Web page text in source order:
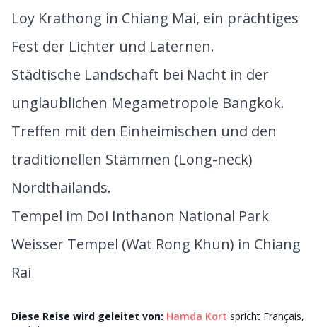
Loy Krathong in Chiang Mai, ein prächtiges
Fest der Lichter und Laternen.
Städtische Landschaft bei Nacht in der
unglaublichen Megametropole Bangkok.
Treffen mit den Einheimischen und den
traditionellen Stämmen (Long-neck)
Nordthailands.
Tempel im Doi Inthanon National Park
Weisser Tempel (Wat Rong Khun) in Chiang
Rai
Diese Reise wird geleitet von: Hamda Kort spricht Français,